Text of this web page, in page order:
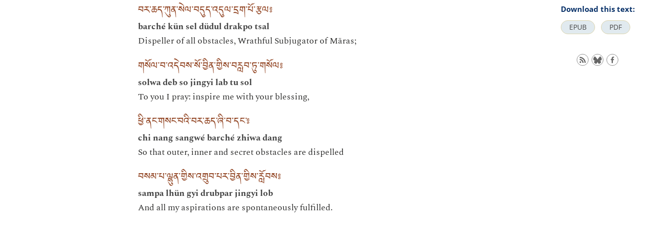
བར་ཆད་ཀུན་སེལ་བདུད་འདུལ་དྲག་པོ་རྩལ༔
barché kün sel düdul drakpo tsal
Dispeller of all obstacles, Wrathful Subjugator of Māras;
གསོལ་བ་འདེབས་སོ་བྱིན་གྱིས་བརླབ་ཏུ་གསོལ༔
solwa deb so jingyi lab tu sol
To you I pray: inspire me with your blessing,
ཕྱི་ནང་གསང་བའི་བར་ཆད་ཞི་བ་དང༌༔
chi nang sangwé barché zhiwa dang
So that outer, inner and secret obstacles are dispelled
བསམ་པ་ལྷུན་གྱིས་འགྲུབ་པར་བྱིན་གྱིས་རློབས༔
sampa lhün gyi drubpar jingyi lob
And all my aspirations are spontaneously fulfilled.
Download this text:
EPUB PDF